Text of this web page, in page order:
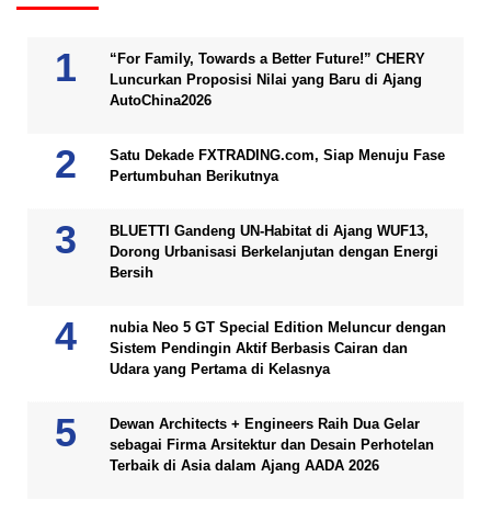
“For Family, Towards a Better Future!” CHERY
Luncurkan Proposisi Nilai yang Baru di Ajang
AutoChina2026
Satu Dekade FXTRADING.com, Siap Menuju Fase
Pertumbuhan Berikutnya
BLUETTI Gandeng UN-Habitat di Ajang WUF13,
Dorong Urbanisasi Berkelanjutan dengan Energi
Bersih
nubia Neo 5 GT Special Edition Meluncur dengan
Sistem Pendingin Aktif Berbasis Cairan dan
Udara yang Pertama di Kelasnya
Dewan Architects + Engineers Raih Dua Gelar
sebagai Firma Arsitektur dan Desain Perhotelan
Terbaik di Asia dalam Ajang AADA 2026